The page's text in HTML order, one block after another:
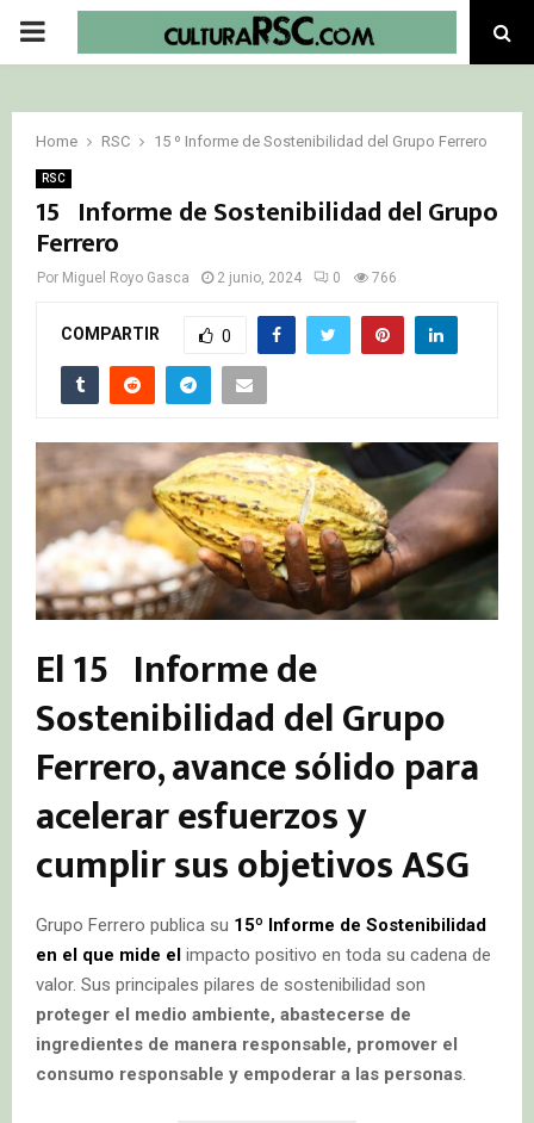
PRIMARY
Home RSC 15 º Informe de Sostenibilidad del Grupo Ferrero
RSC
15 º Informe de Sostenibilidad del Grupo
Ferrero
Por Miguel Royo Gasca 2 junio, 2024 0 766
COMPARTIR 0
El 15 º Informe de
Sostenibilidad del Grupo
Ferrero, avance sólido para
acelerar esfuerzos y
cumplir sus objetivos ASG
Grupo Ferrero publica su 15º Informe de Sostenibilidad
en el que mide el impacto positivo en toda su cadena de
valor. Sus principales pilares de sostenibilidad son
proteger el medio ambiente, abastecerse de
ingredientes de manera responsable, promover el
consumo responsable y empoderar a las personas.